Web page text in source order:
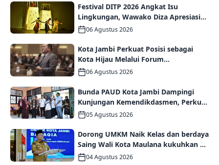
Festival DITP 2026 Angkat Isu
Lingkungan, Wawako Diza Apresiasi
Karya Seniman Jambi
06 Agustus 2026
Kota Jambi Perkuat Posisi sebagai
Kota Hijau Melalui Forum
Internasional IMT-GT GCMC 2026
06 Agustus 2026
Bunda PAUD Kota Jambi Dampingi
Kunjungan Kemendikdasmen, Perkuat
Kolaborasi Wujudkan PAUD
05 Agustus 2026
Dorong UMKM Naik Kelas dan berdaya
Saing Wali Kota Maulana kukuhkan 35
kelompok UMKM Binaan
04 Agustus 2026